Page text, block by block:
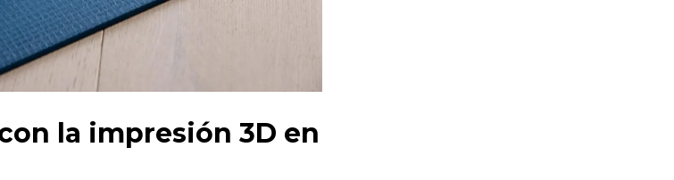
la impresión 3D en